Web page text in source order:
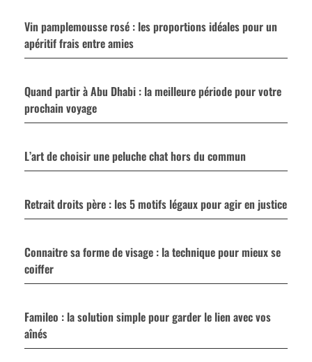
Vin pamplemousse rosé : les proportions idéales pour un
apéritif frais entre amies
Quand partir à Abu Dhabi : la meilleure période pour votre
prochain voyage
L’art de choisir une peluche chat hors du commun
Retrait droits père : les 5 motifs légaux pour agir en justice
Connaitre sa forme de visage : la technique pour mieux se
coiffer
Famileo : la solution simple pour garder le lien avec vos
aînés